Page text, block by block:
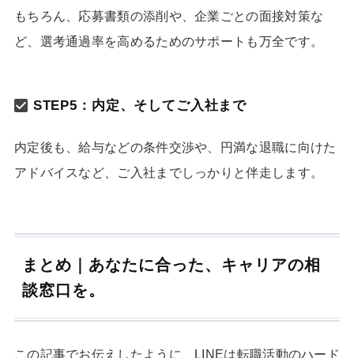
もちろん、応募書類の添削や、企業ごとの面接対策な
ど、選考通過率を高めるためのサポートも万全です。
STEP5：内定、そしてご入社まで
内定後も、給与などの条件交渉や、円満な退職に向けた
アドバイスなど、ご入社までしっかりと伴走します。
まとめ｜あなたに合った、キャリアの相
談窓口を。
この記事でお伝えしたように、LINEは転職活動のハード